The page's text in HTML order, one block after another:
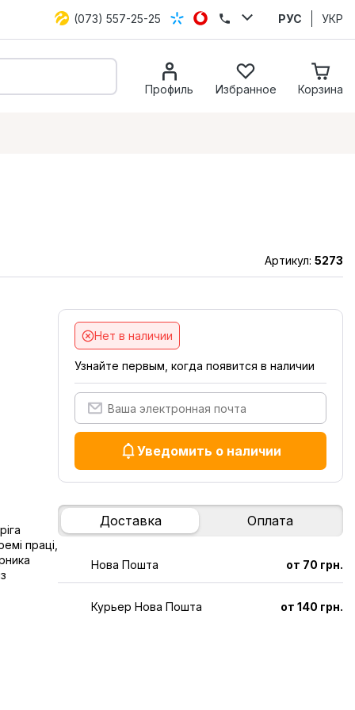
(073) 557-25-25 РУС УКР
Профиль Избранное Корзина
Артикул: 5273
праці,
Нет в наличии
Узнайте первым, когда появится в наличии
Уведомить о наличии
Доставка Оплата
Нова Пошта от 70 грн.
Курьер Нова Пошта от 140 грн.